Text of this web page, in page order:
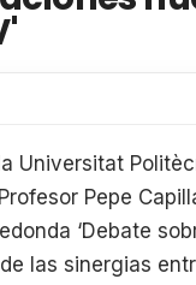
Universitat
Pepe
‘Debate
las sinergias